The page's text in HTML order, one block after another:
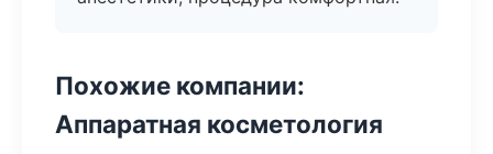
Похожие компании:
Аппаратная косметология